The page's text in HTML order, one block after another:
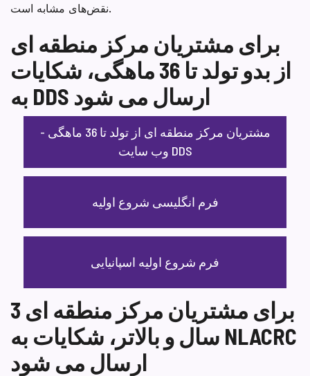
نقض‌های مشابه است.
برای مشتریان مرکز منطقه ای
از بدو تولد تا 36 ماهگی، شکایات
به DDS ارسال می شود
مشتریان مرکز منطقه ای از تولد تا 36 ماهگی -
وب سایت DDS
فرم انگلیسی شروع اولیه
فرم شروع اولیه اسپانیایی
برای مشتریان مرکز منطقه ای 3
سال و بالاتر، شکایات به NLACRC
ارسال می شود